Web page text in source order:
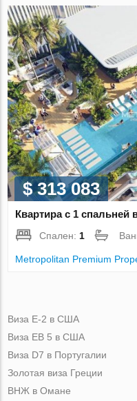
$ 313 083
Квартира с 1
Спален: 1
Metropolitan Premium
Виза Е-2 в США
Виза ЕВ 5 в США
Виза D7 в Португалии
Золотая виза Греции
ВНЖ в Омане